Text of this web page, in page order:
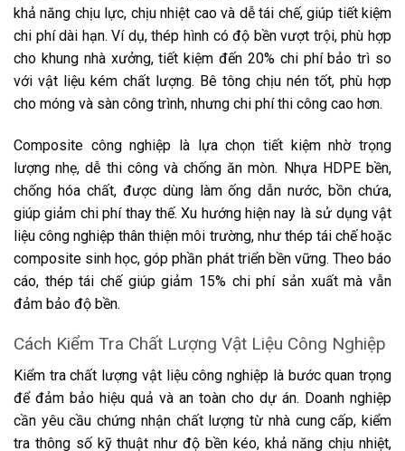
khả năng chịu lực, chịu nhiệt cao và dễ tái chế, giúp tiết kiệm
chi phí dài hạn. Ví dụ, thép hình có độ bền vượt trội, phù hợp
cho khung nhà xưởng, tiết kiệm đến 20% chi phí bảo trì so
với vật liệu kém chất lượng. Bê tông chịu nén tốt, phù hợp
cho móng và sàn công trình, nhưng chi phí thi công cao hơn.
Composite công nghiệp là lựa chọn tiết kiệm nhờ trọng
lượng nhẹ, dễ thi công và chống ăn mòn. Nhựa HDPE bền,
chống hóa chất, được dùng làm ống dẫn nước, bồn chứa,
giúp giảm chi phí thay thế. Xu hướng hiện nay là sử dụng vật
liệu công nghiệp thân thiện môi trường, như thép tái chế hoặc
composite sinh học, góp phần phát triển bền vững. Theo báo
cáo, thép tái chế giúp giảm 15% chi phí sản xuất mà vẫn
đảm bảo độ bền.
Cách Kiểm Tra Chất Lượng Vật Liệu Công Nghiệp
Kiểm tra chất lượng vật liệu công nghiệp là bước quan trọng
để đảm bảo hiệu quả và an toàn cho dự án. Doanh nghiệp
cần yêu cầu chứng nhận chất lượng từ nhà cung cấp, kiểm
tra thông số kỹ thuật như độ bền kéo, khả năng chịu nhiệt,